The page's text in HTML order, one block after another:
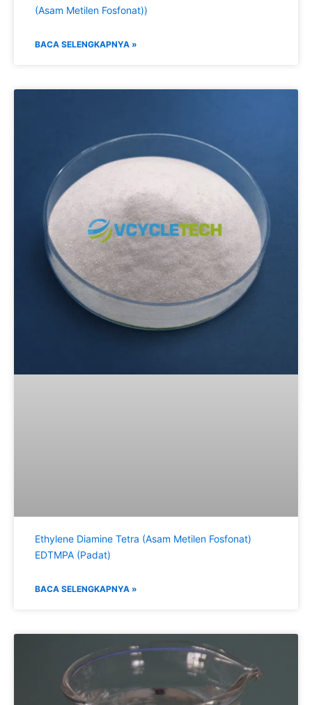
(Asam Metilen Fosfonat))
BACA SELENGKAPNYA »
Ethylene Diamine Tetra (Asam Metilen Fosfonat)
EDTMPA (Padat)
BACA SELENGKAPNYA »